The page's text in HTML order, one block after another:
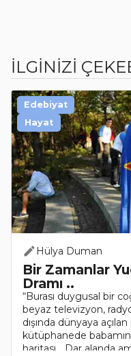
İLGİNİZİ
Hülya Duman
Bir Zamanlar
Dramı ..
“Burası duygusal bir
beyaz televizyon,
dışında dünyaya
kütüphanede
haritası... Dar alanda
Edebiyat
Hayat